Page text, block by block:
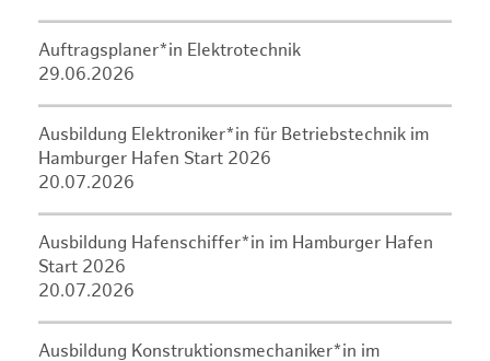
Auftragsplaner*in Elektrotechnik
29.06.2026
Ausbildung Elektroniker*in für Betriebstechnik im
Hamburger Hafen Start 2026
20.07.2026
Ausbildung Hafenschiffer*in im Hamburger Hafen
Start 2026
20.07.2026
Ausbildung Konstruktionsmechaniker*in im